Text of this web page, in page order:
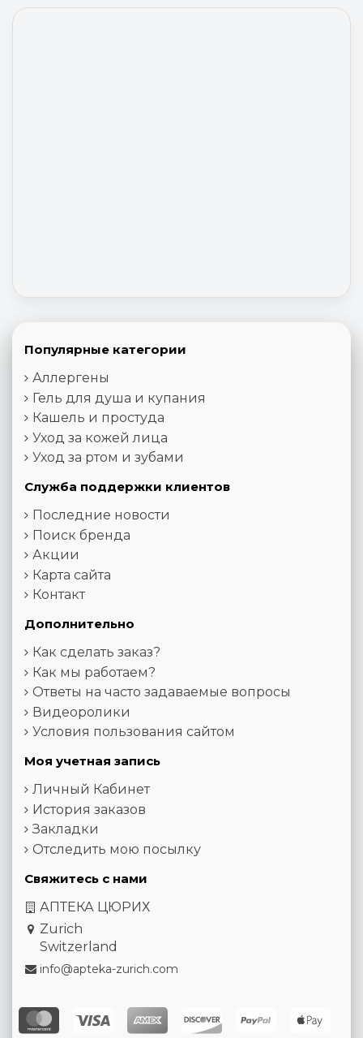
Популярные категории
Аллергены
Гель для душа и купания
Кашель и простуда
Уход за кожей лица
Уход за ртом и зубами
Служба поддержки клиентов
Последние новости
Поиск бренда
Акции
Карта сайта
Контакт
Дополнительно
Как сделать заказ?
Как мы работаем?
Ответы на часто задаваемые вопросы
Видеоролики
Условия пользования сайтом
Моя учетная запись
Личный Кабинет
История заказов
Закладки
Отследить мою посылку
Свяжитесь с нами
АПТЕКА ЦЮРИХ
Zurich
Switzerland
info@apteka-zurich.com